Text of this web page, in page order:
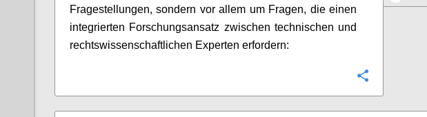
Fragestellungen, sondern vor allem um Fragen, die einen
integrierten Forschungsansatz zwischen technischen und
rechtswissenschaftlichen Experten erfordern: